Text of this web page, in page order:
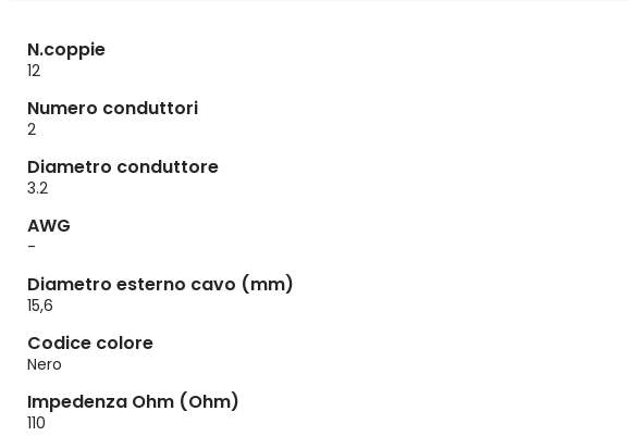
N.coppie
12
Numero conduttori
2
Diametro conduttore
3.2
AWG
-
Diametro esterno cavo (mm)
15,6
Codice colore
Nero
Impedenza Ohm (Ohm)
110